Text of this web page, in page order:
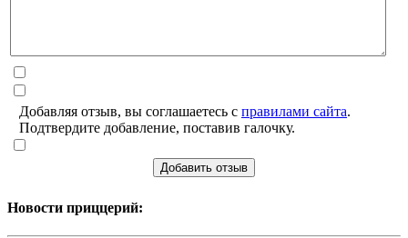
Добавляя отзыв, вы соглашаетесь с правилами сайта.
Подтвердите добавление, поставив галочку.
Добавить отзыв
Новости приццерий: